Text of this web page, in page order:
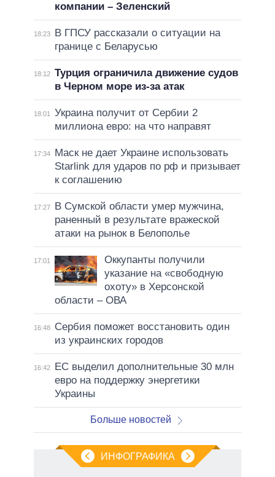
компании – Зеленский
18:23
В ГПСУ рассказали о ситуации на
границе с Беларусью
18:12 Турция ограничила движение судов
в Черном море из-за атак
18:01 Украина получит от Сербии 2
миллиона евро: на что направят
17:34
Маск не дает Украине использовать
Starlink для ударов по рф и призывает
к соглашению
17:27
В Сумской области умер мужчина,
раненный в результате вражеской
атаки на рынок в Белополье
17:01
Оккупанты получили
указание на «свободную
охоту» в Херсонской
области – ОВА
16:48
Сербия поможет восстановить один
из украинских городов
16:42
ЕС выделил дополнительные 30 млн
евро на поддержку энергетики
Украины
Больше новостей
ИНФОГРАФИКА